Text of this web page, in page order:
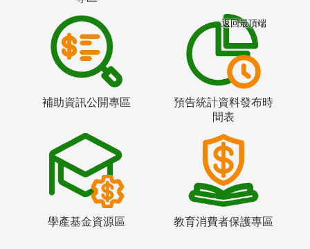
補助資訊公開專區
預告統計資料發布時
間表
學產基金資源區 教育消費者保護專區
返回最頂端